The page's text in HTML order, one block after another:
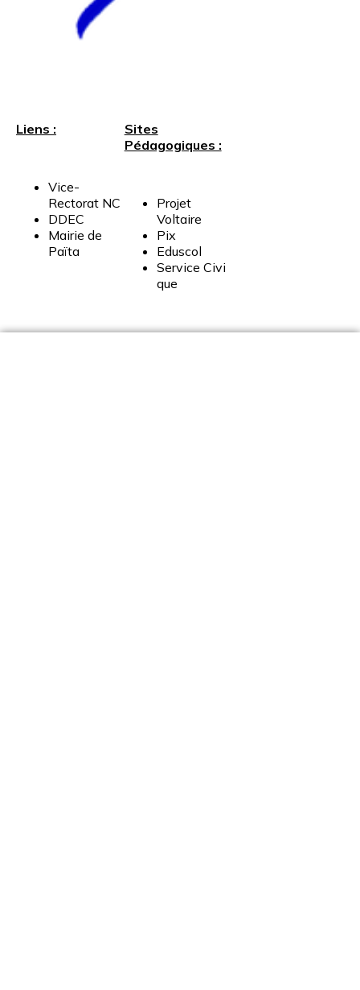
Liens :
Vice-
Rectorat NC
DDEC
Mairie de
Païta
Sites
Pédagogiques :
Projet
Voltaire
Pix
Eduscol
Service Civi
que